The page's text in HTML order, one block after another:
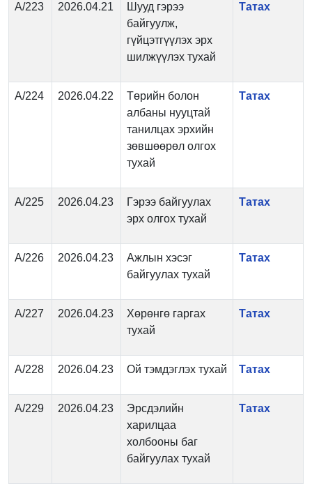
А/223 2026.04.21
Шууд гэрээ
байгуулж,
гүйцэтгүүлэх эрх
шилжүүлэх тухай
Татах
А/224 2026.04.22
Төрийн болон
албаны нууцтай
танилцах эрхийн
зөвшөөрөл олгох
тухай
Татах
А/225 2026.04.23
Гэрээ байгуулах
эрх олгох тухай
Татах
А/226 2026.04.23
Ажлын хэсэг
байгуулах тухай
Татах
А/227 2026.04.23
Хөрөнгө гаргах
тухай
Татах
А/228 2026.04.23 Ой тэмдэглэх тухай Татах
А/229 2026.04.23
Эрсдэлийн
харилцаа
холбооны баг
байгуулах тухай
Татах